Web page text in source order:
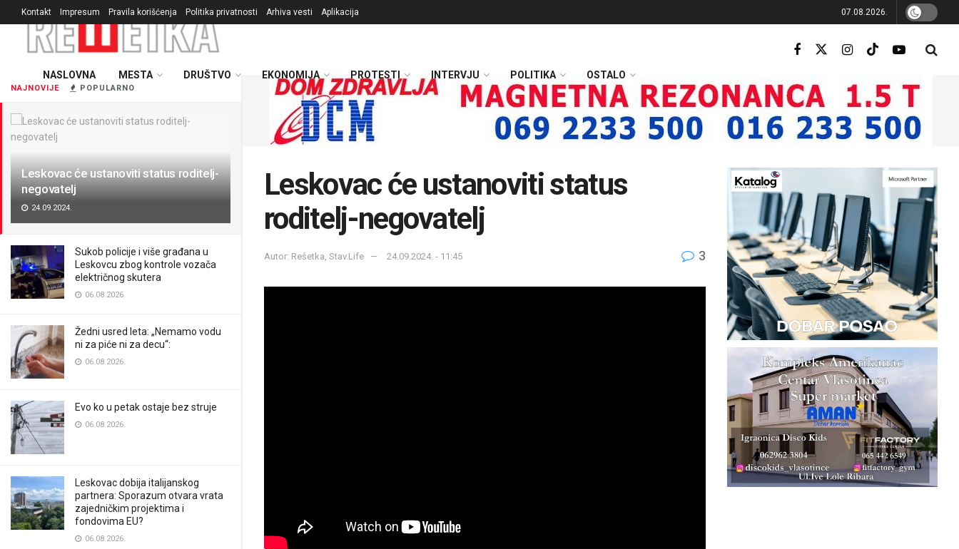
NAJNOVIJE POPULARNO
Leskovac će ustanoviti status roditelj-
negovatelj
24.09.2024.
Sukob policije i više građana u
Leskovcu zbog kontrole vozača
električnog skutera
06.08.2026.
Žedni usred leta: „Nemamo vodu
ni za piće ni za decu“:
06.08.2026.
Evo ko u petak ostaje bez struje
06.08.2026.
Leskovac dobija italijanskog
partnera: Sporazum otvara vrata
zajedničkim projektima i
fondovima EU?
06.08.2026.
Kontakt Impresum Pravila korišćenja Politika privatnosti Arhiva vesti Aplikacija 07.08.2026.
NASLOVNA MESTA DRUŠTVO EKONOMIJA PROTESTI INTERVJU POLITIKA OSTALO
Leskovac će ustanoviti status
roditelj-negovatelj
Autor: Rešetka, Stav.Life 24.09.2024. - 11:45 3